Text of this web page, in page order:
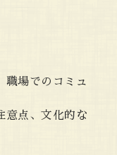
職場でのコミュ
意点、文化的な